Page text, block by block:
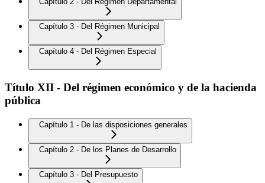
Capítulo 3 - Del Régimen Municipal
Capítulo 4 - Del Régimen Especial
Título XII - Del régimen económico y de la hacienda
pública
Capítulo 1 - De las disposiciones generales
Capítulo 2 - De los Planes de Desarrollo
Capítulo 3 - Del Presupuesto